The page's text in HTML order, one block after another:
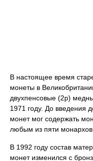
В настоящее время
монеты в
двухпенсовые (2p)
1971 году. До введения
монет мог содержать
любым из пяти монархов
В 1992 году состав
монет изменился с